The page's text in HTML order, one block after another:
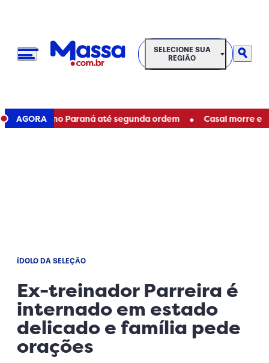
SELECIONE SUA REGIÃO
SELECIONE SUA
REGIÃO
AGORA
no Paraná até segunda ordem • Casal morre em
ÍDOLO DA SELEÇÃO
Ex-treinador Parreira é
internado em estado
delicado e família pede
orações